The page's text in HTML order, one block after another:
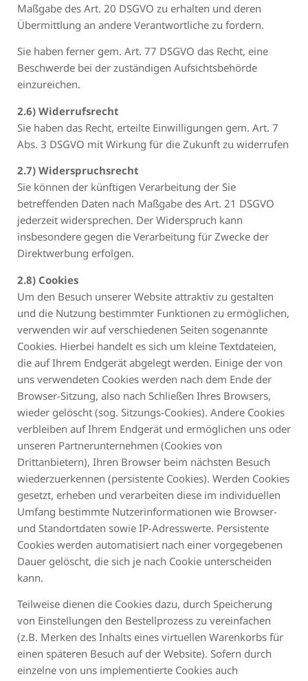
Maßgabe des Art. 20 DSGVO zu erhalten und deren
Übermittlung an andere Verantwortliche zu fordern.
Sie haben ferner gem. Art. 77 DSGVO das Recht, eine
Beschwerde bei der zuständigen Aufsichtsbehörde
einzureichen.
2.6) Widerrufsrecht
Sie haben das Recht, erteilte Einwilligungen gem. Art. 7
Abs. 3 DSGVO mit Wirkung für die Zukunft zu widerrufen
2.7) Widerspruchsrecht
Sie können der künftigen Verarbeitung der Sie
betreffenden Daten nach Maßgabe des Art. 21 DSGVO
jederzeit widersprechen. Der Widerspruch kann
insbesondere gegen die Verarbeitung für Zwecke der
Direktwerbung erfolgen.
2.8) Cookies
Um den Besuch unserer Website attraktiv zu gestalten
und die Nutzung bestimmter Funktionen zu ermöglichen,
verwenden wir auf verschiedenen Seiten sogenannte
Cookies. Hierbei handelt es sich um kleine Textdateien,
die auf Ihrem Endgerät abgelegt werden. Einige der von
uns verwendeten Cookies werden nach dem Ende der
Browser-Sitzung, also nach Schließen Ihres Browsers,
wieder gelöscht (sog. Sitzungs-Cookies). Andere Cookies
verbleiben auf Ihrem Endgerät und ermöglichen uns oder
unseren Partnerunternehmen (Cookies von
Drittanbietern), Ihren Browser beim nächsten Besuch
wiederzuerkennen (persistente Cookies). Werden Cookies
gesetzt, erheben und verarbeiten diese im individuellen
Umfang bestimmte Nutzerinformationen wie Browser-
und Standortdaten sowie IP-Adresswerte. Persistente
Cookies werden automatisiert nach einer vorgegebenen
Dauer gelöscht, die sich je nach Cookie unterscheiden
kann.
Teilweise dienen die Cookies dazu, durch Speicherung
von Einstellungen den Bestellprozess zu vereinfachen
(z.B. Merken des Inhalts eines virtuellen Warenkorbs für
einen späteren Besuch auf der Website). Sofern durch
einzelne von uns implementierte Cookies auch